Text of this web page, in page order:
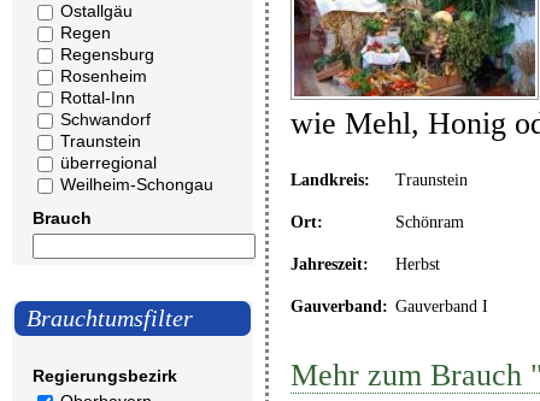
Ostallgäu
Regen
Regensburg
Rosenheim
Rottal-Inn
Schwandorf
Traunstein
überregional
Weilheim-Schongau
Brauch
Brauchtumsfilter
Regierungsbezirk
wie Mehl, Honig
Landkreis: Traunstein
Ort: Schönram
Jahreszeit: Herbst
Gauverband: Gauverband I
Mehr zum Brauch